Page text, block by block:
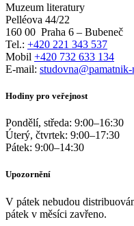
Muzeum literatury
Pelléova 44/22
160 00 Praha 6 – Bubeneč
Tel.: +420 221 343 537
Mobil +420 732 633 134
E-mail:
Hodiny pro veřejnost
Pondělí, středa: 9:00–16:30
Úterý, čtvrtek: 9:00–17:30
Pátek: 9:00–14:30
Upozornění
V pátek nebudou
pátek v měsíci zavřeno.